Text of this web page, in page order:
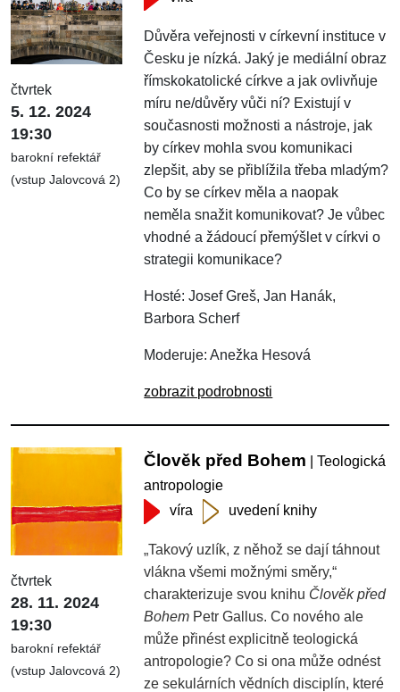
čtvrtek
5. 12. 2024
19:30
barokní refektář
(vstup Jalovcová 2)
Důvěra veřejnosti v církevní instituce v
Česku je nízká. Jaký je mediální obraz
římskokatolické církve a jak ovlivňuje
míru ne/důvěry vůči ní? Existují v
současnosti možnosti a nástroje, jak
by církev mohla svou komunikaci
zlepšit, aby se přiblížila třeba mladým?
Co by se církev měla a naopak
neměla snažit komunikovat? Je vůbec
vhodné a žádoucí přemýšlet v církvi o
strategii komunikace?
Hosté: Josef Greš, Jan Hanák,
Barbora Scherf
Moderuje: Anežka Hesová
zobrazit podrobnosti
čtvrtek
28. 11. 2024
19:30
barokní refektář
(vstup Jalovcová 2)
Člověk před Bohem | Teologická
antropologie
víra
uvedení knihy
„Takový uzlík, z něhož se dají táhnout
vlákna všemi možnými směry,“
charakterizuje svou knihu Člověk před
Bohem Petr Gallus. Co nového ale
může přinést explicitně teologická
antropologie? Co si ona může odnést
ze sekulárních vědních disciplín, které